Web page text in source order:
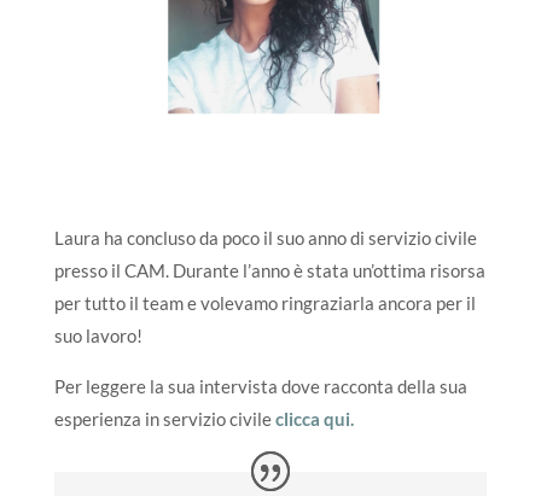
Laura ha concluso da poco il suo anno di servizio civile
presso il CAM. Durante l’anno è stata un’ottima risorsa
per tutto il team e volevamo ringraziarla ancora per il
suo lavoro!
Per leggere la sua intervista dove racconta della sua
esperienza in servizio civileclicca qui.